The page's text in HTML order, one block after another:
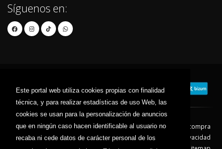
Este portal web utiliza cookies propias con finalidad
técnica, y para realizar estadísticas de uso Web, las
cookies se usan para la personalización de anuncios
que en ningún caso hacen identificable al usuario no
recaba ni cede datos de carácter personal de los
Síguenos en:
Contacto Aviso Legal
Condiciones de compra
Política de envíos
Política de devolución
Política de Privacidad